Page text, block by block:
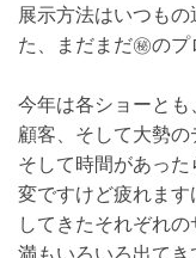
展示方法はいつも
た、まだまだ㊙のプ
今年は各ショーと
顧客、そして大勢の
そして時間があっ
変ですけど疲れま
してきたそれぞれ